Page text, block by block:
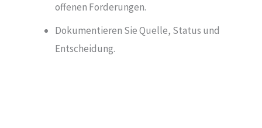
offenen Forderungen.
Dokumentieren Sie Quelle, Status und
Entscheidung.